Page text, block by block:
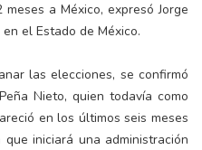
a México, expresó Jorge
el Estado de México.
las elecciones, se confirmó
Nieto, quien todavía como
en los últimos seis meses
iniciará una administración